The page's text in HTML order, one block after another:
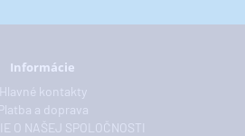
Informácie
Hlavné kontakty
Platba a doprava
O NAŠEJ SPOLOČNOSTI